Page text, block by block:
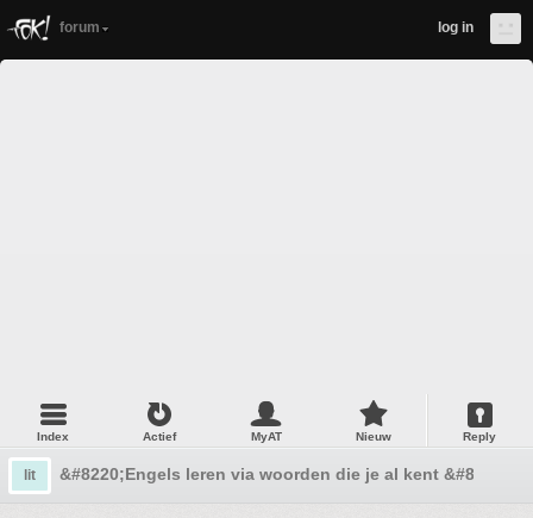
forum log in
Index Actief MyAT Nieuw Reply
lit &#8220;Engels leren via woorden die je al kent &#8212;